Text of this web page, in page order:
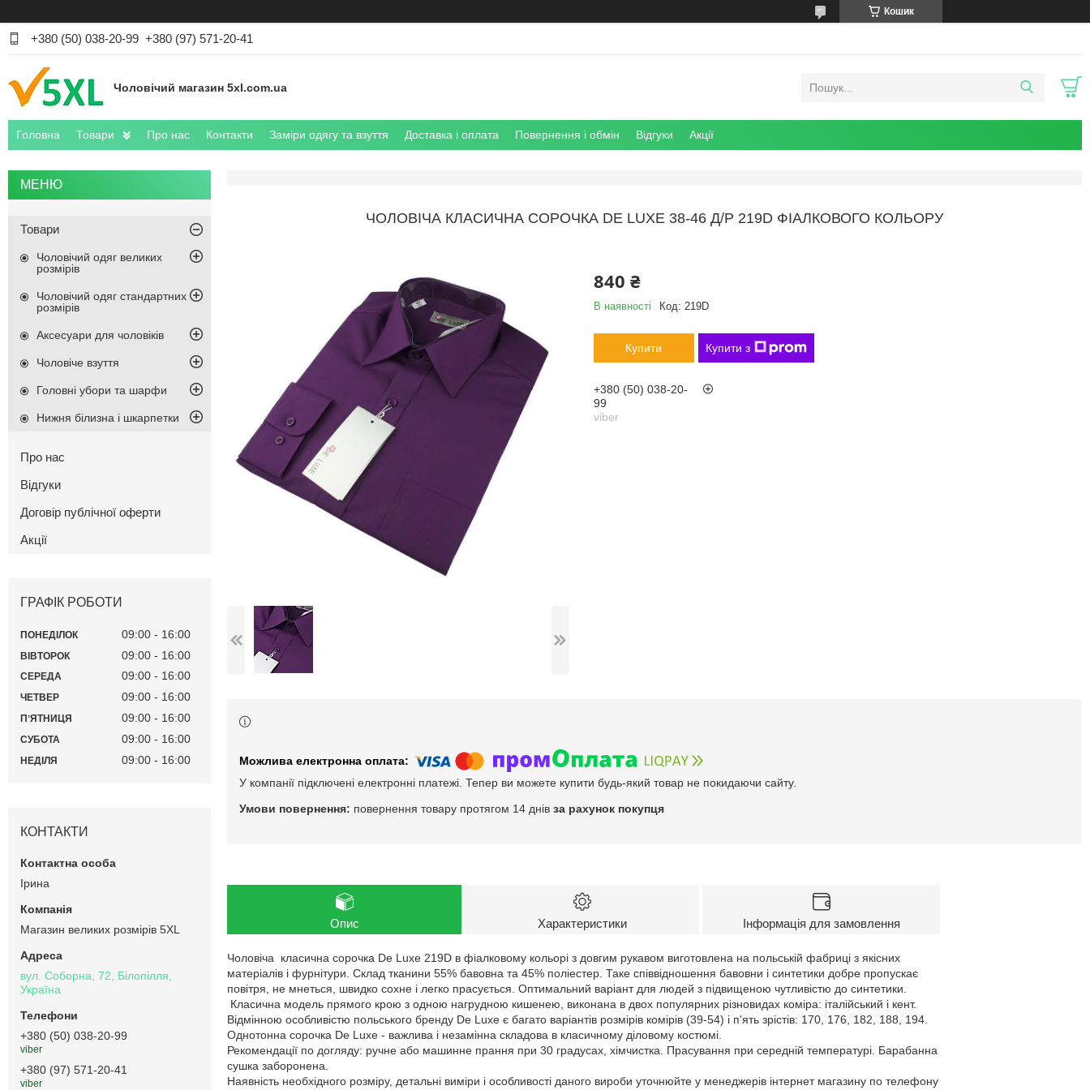
Кошик
+380 (50) 038-20-99 +380 (97) 571-20-41
Чоловічий магазин 5xl.com.ua
Головна Товари Про нас Контакти Заміри одягу та взуття Доставка і оплата Повернення і обмін Відгуки Акції
ЧОЛОВІЧА КЛАСИЧНА СОРОЧКА DE LUXE 38-46 Д/Р 219D ФІАЛКОВОГО КОЛЬОРУ
840 ₴
В наявності Код: 219D
Купити Купити з
+380 (50) 038-20-
99
viber
У компанії підключені електронні платежі. Тепер ви можете купити будь-який товар не покидаючи сайту.
повернення товару протягом 14 днів за рахунок покупця
Опис Характеристики Інформація для замовлення
Чоловіча класична сорочка De Luxe 219D в фіалковому кольорі з довгим рукавом виготовлена на польській фабриці з якісних
матеріалів і фурнітури. Склад тканини 55% бавовна та 45% поліестер. Таке співвідношення бавовни і синтетики добре пропускає
повітря, не мнеться, швидко сохне і легко прасується. Оптимальний варіант для людей з підвищеною чутливістю до синтетики.
Класична модель прямого крою з одною нагрудною кишенею, виконана в двох популярних різновидах коміра: італійський і кент.
Відмінною особливістю польського бренду De Luxe є багато варіантів розмірів комірів (39-54) і п'ять зрістів: 170, 176, 182, 188, 194.
Однотонна сорочка De Luxe - важлива і незамінна складова в класичному діловому костюмі.
Рекомендації по догляду: ручне або машинне прання при 30 градусах, хімчистка. Прасування при середній температурі. Барабанна
сушка заборонена.
Наявність необхідного розміру, детальні виміри і особливості даного вироби уточнюйте у менеджерів інтернет магазину по телефону
Товари
Чоловічий одяг великих
розмірів
Чоловічий одяг стандартних
розмірів
Аксесуари для чоловіків
Чоловіче взуття
Головні убори та шарфи
Нижня білизна і шкарпетки
Про нас
Відгуки
Договір публічної оферти
Акції
ГРАФІК РОБОТИ
ПОНЕДІЛОК 09:00 16:00
ВІВТОРОК 09:00 16:00
СЕРЕДА 09:00 16:00
ЧЕТВЕР 09:00 16:00
ПʼЯТНИЦЯ 09:00 16:00
СУБОТА 09:00 16:00
НЕДІЛЯ 09:00 16:00
КОНТАКТИ
Ірина
Магазин великих розмірів 5XL
вул. Соборна, 72, Білопілля,
Україна
+380 (50) 038-20-99
viber
+380 (97) 571-20-41
viber